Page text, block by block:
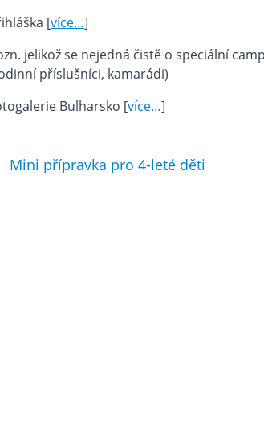
[více…]
jelikož se nejedná čistě o speciální
příslušníci, kamarádi)
Bulharsko [více…]
Mini přípravka pro 4-leté děti